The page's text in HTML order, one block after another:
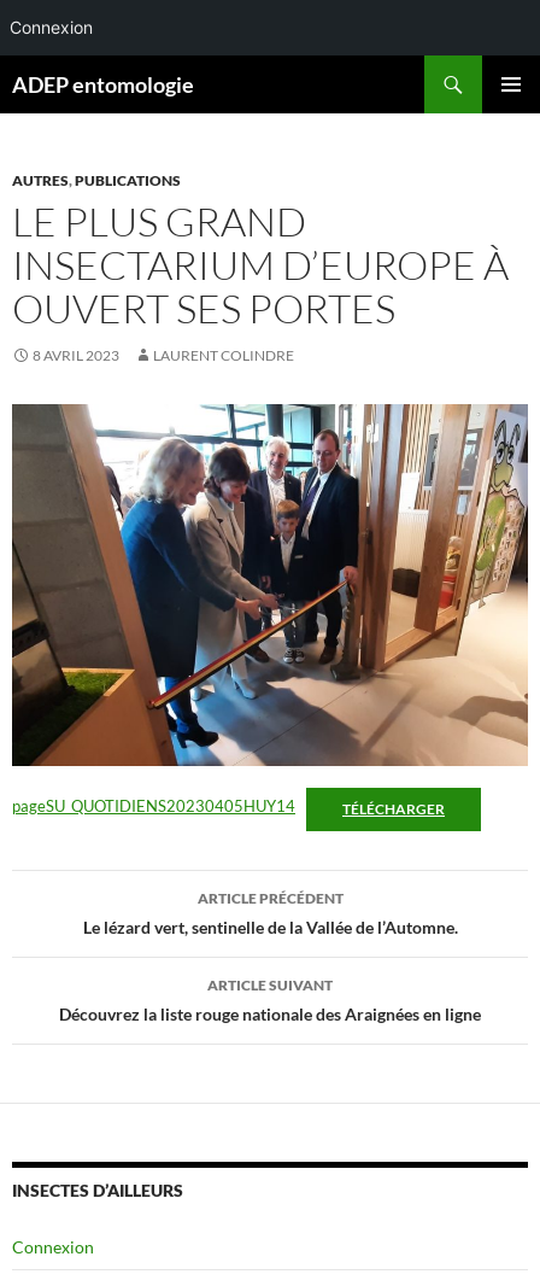
Connexion
auADEP entomologie
AUTRES,PUBLICATIONS
LE PLUS GRAND
INSECTARIUM D’EUROPE À
OUVERT SES PORTES
8 AVRIL 2023 LAURENT COLINDRE
pageSU_QUOTIDIENS20230405HUY14 TÉLÉCHARGER
ARTICLE PRÉCÉDENT
Le lézard vert, sentinelle de la Vallée de l’Automne.
ARTICLE SUIVANT
Découvrez la liste rouge nationale des Araignées en ligne
INSECTES D’AILLEURS
Connexion